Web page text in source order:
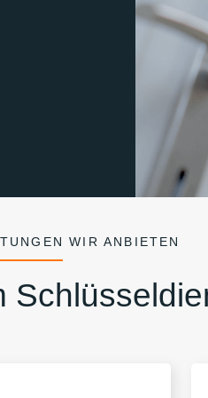
WIR ANBIETEN